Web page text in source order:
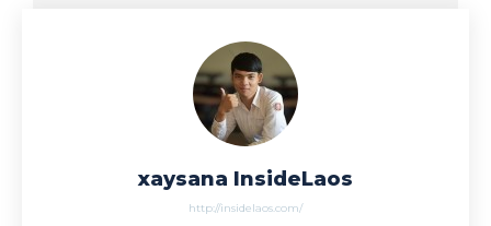
xaysana InsideLaos
http://insidelaos.com/